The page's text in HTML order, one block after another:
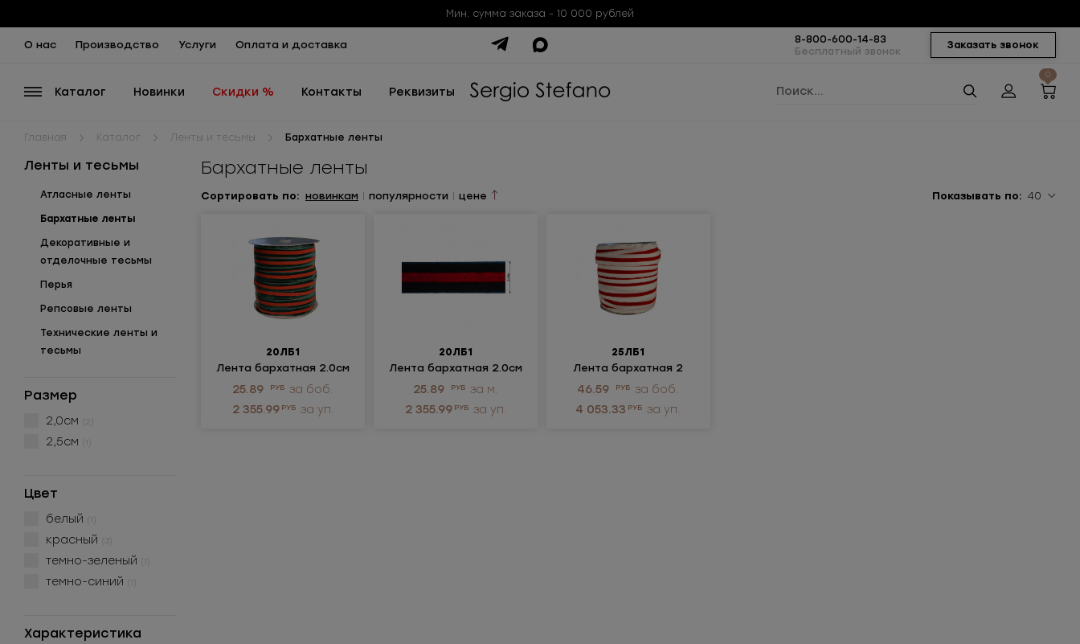
Мин. сумма заказа - 10 000 рублей
О нас Производство Услуги Оплата и доставка Заказать звонок
8-800-600-14-83
Бесплатный звонок
Каталог Новинки Скидки % Контакты Реквизиты
0
Главная Каталог Ленты и тесьмы Бархатные ленты
Ленты и тесьмы
Атласные ленты
Бархатные ленты
Декоративные и
отделочные тесьмы
Перья
Репсовые ленты
Технические ленты и
тесьмы
Размер
2,0см (2)
2,5см (1)
Цвет
белый (1)
красный (3)
темно-зеленый (1)
темно-синий (1)
Характеристика
Бархатные ленты
Сортировать по: новинкам | популярности | цене Показывать по: 40
20ЛБ1
Лента бархатная 2.0см
25.89 РУБ за боб.
2 355.99 РУБ за уп.
20ЛБ1
Лента бархатная 2.0см
25.89 РУБ за м.
2 355.99 РУБ за уп.
25ЛБ1
Лента бархатная 2
46.59 РУБ за боб.
4 053.33 РУБ за уп.